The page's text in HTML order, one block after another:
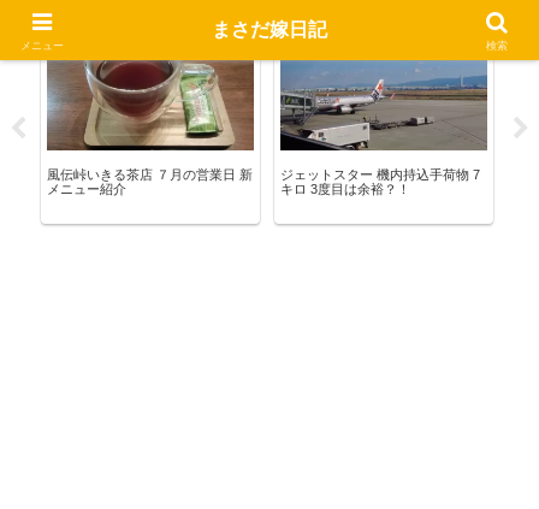
風伝峠いきる茶店 ７月の営業日 新
メニュー紹介
お出かけ
ジェットスター 機内持込手荷物 7
キロ 3度目は余裕？！
メニュー
まさだ嫁日記
検索